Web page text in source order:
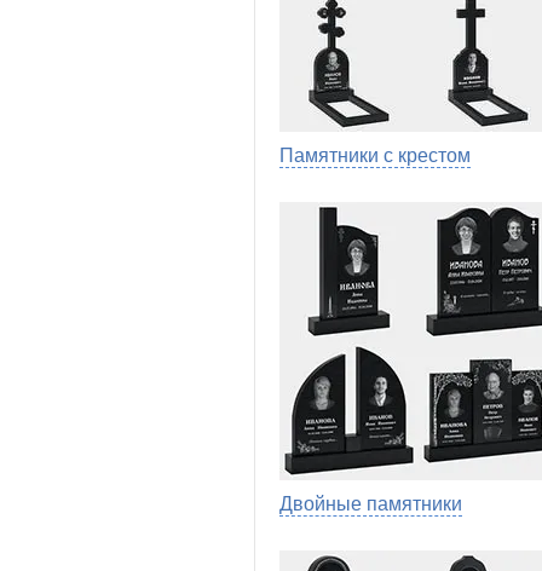
Памятники с крестом
Двойные памятники